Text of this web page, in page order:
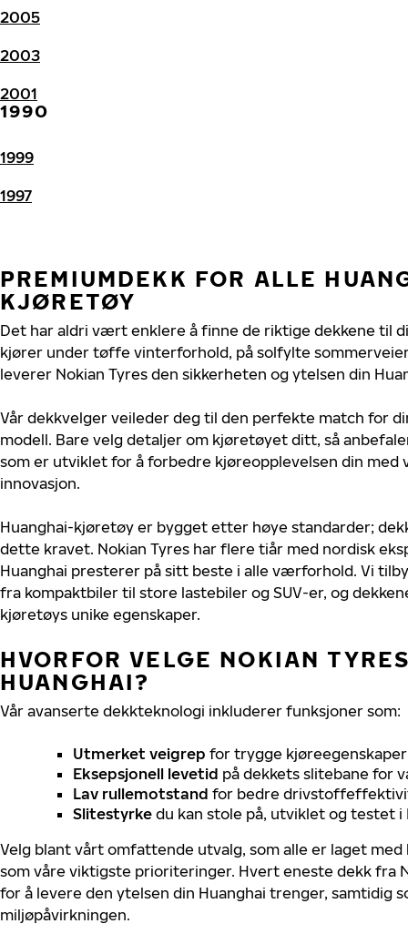
2005
2003
2001
1990
1999
1997
PREMIUMDEKK FOR ALLE
KJØRETØY
Det har aldri vært enklere å finne de riktige dekkene til
kjører under tøffe vinterforhold, på solfylte
leverer Nokian Tyres den sikkerheten og ytelsen din
Vår dekkvelger veileder deg til den perfekte match for
modell. Bare velg detaljer om kjøretøyet ditt, så
som er utviklet for å forbedre kjøreopplevelsen din med
innovasjon.
Huanghai-kjøretøy er bygget etter høye standarder;
dette kravet. Nokian Tyres har flere tiår med nordisk
Huanghai presterer på sitt beste i alle værforhold. Vi
fra kompaktbiler til store lastebiler og SUV-er, og
kjøretøys unike egenskaper.
HVORFOR VELGE NOKIAN
HUANGHAI?
Vår avanserte dekkteknologi inkluderer funksjoner som:
Utmerket veigrep for trygge
Eksepsjonell levetid på dekkets slitebane for
Lav rullemotstand for bedre
Slitestyrke du kan stole på, utviklet og testet i
Velg blant vårt omfattende utvalg, som alle er laget
som våre viktigste prioriteringer. Hvert eneste dekk fra
for å levere den ytelsen din Huanghai trenger, samtidig
miljøpåvirkningen.